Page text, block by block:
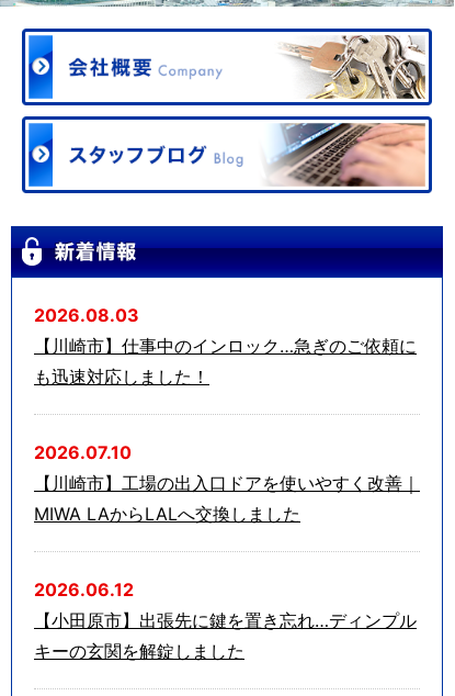
2026.08.03
【川崎市】仕事中のインロック…急ぎのご依頼に
も迅速対応しました！
2026.07.10
【川崎市】工場の出入口ドアを使いやすく改善｜
MIWA LAからLALへ交換しました
2026.06.12
【小田原市】出張先に鍵を置き忘れ…ディンプル
キーの玄関を解錠しました